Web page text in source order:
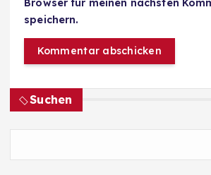
Browser für meinen nächsten
speichern.
Suchen